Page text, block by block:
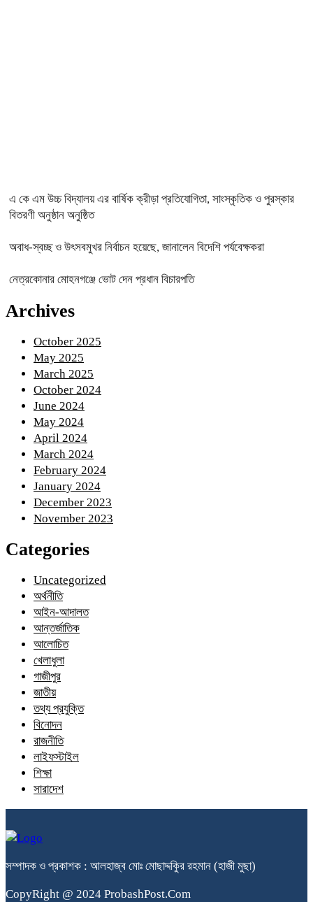
এ কে এম উচ্চ বিদ্যালয় এর বার্ষিক ক্রীড়া প্রতিযোগিতা, সাংস্কৃতিক ও পুরস্কার
বিতরণী অনুষ্ঠান অনুষ্ঠিত
অবাধ-স্বচ্ছ ও উৎসবমুখর নির্বাচন হয়েছে, জানালেন বিদেশি পর্যবেক্ষকরা
নেত্রকোনার মোহনগঞ্জে ভোট দেন প্রধান বিচারপতি
Archives
October 2025
May 2025
March 2025
October 2024
June 2024
May 2024
April 2024
March 2024
February 2024
January 2024
December 2023
November 2023
Categories
Uncategorized
অর্থনীতি
আইন-আদালত
আন্তর্জাতিক
আলোচিত
খেলাধুলা
গাজীপুর
জাতীয়
তথ্য প্রযুক্তি
বিনোদন
রাজনীতি
লাইফস্টাইল
শিক্ষা
সারাদেশ
সম্পাদক ও প্রকাশক : আলহাজ্ব মোঃ মোছাদ্দকিুর রহমান (হাজী মুছা)
CopyRight @ 2024 ProbashPost.Com